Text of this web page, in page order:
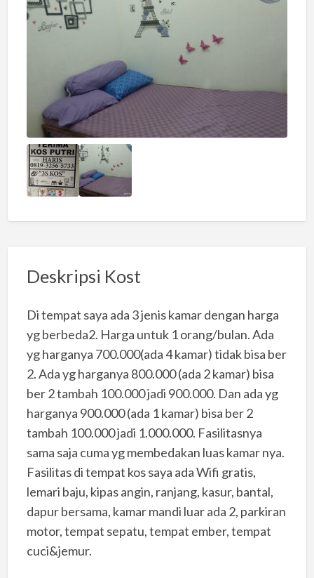
Deskripsi Kost
Di tempat saya ada 3 jenis kamar dengan harga
yg berbeda2. Harga untuk 1 orang/bulan. Ada
yg harganya 700.000(ada 4 kamar) tidak bisa ber
2. Ada yg harganya 800.000 (ada 2 kamar) bisa
ber 2 tambah 100.000 jadi 900.000. Dan ada yg
harganya 900.000 (ada 1 kamar) bisa ber 2
tambah 100.000 jadi 1.000.000. Fasilitasnya
sama saja cuma yg membedakan luas kamar nya.
Fasilitas di tempat kos saya ada Wifi gratis,
lemari baju, kipas angin, ranjang, kasur, bantal,
dapur bersama, kamar mandi luar ada 2, parkiran
motor, tempat sepatu, tempat ember, tempat
cuci&jemur.